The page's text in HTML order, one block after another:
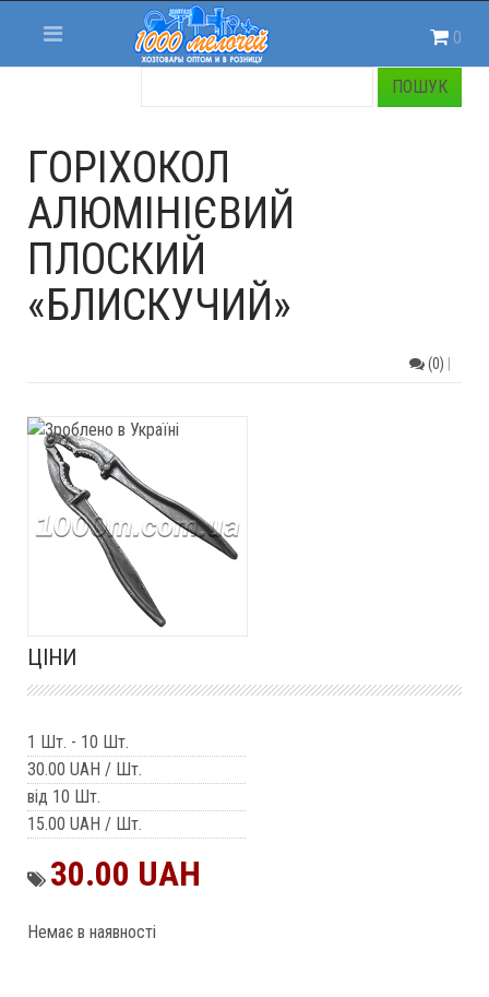
0
ГОРІХОКОЛ
АЛЮМІНІЄВИЙ
ПЛОСКИЙ
«БЛИСКУЧИЙ»
(0)
ЦІНИ
1 Шт. - 10 Шт.
30.00 UAH / Шт.
від 10 Шт.
15.00 UAH / Шт.
30.00 UAH
Немає в наявності